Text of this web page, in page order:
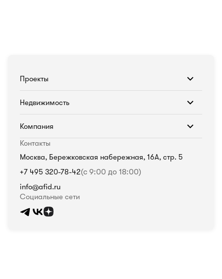
Проекты
Недвижимость
Компания
Контакты
Москва, Бережковская набережная, 16А, стр. 5
+7 495 320-78-42(с 9:00 до 18:00)
info@afid.ru
Социальные сети